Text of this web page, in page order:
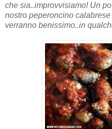
che sia..improvvisiamo! Un
nostro peperoncino
verranno benissimo..in